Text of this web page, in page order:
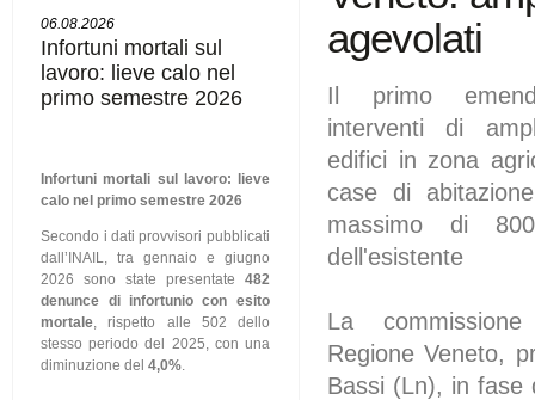
06.08.2026
Infortuni mortali sul
lavoro: lieve calo nel
primo semestre 2026
Infortuni mortali sul lavoro: lieve
calo nel primo semestre 2026
Secondo i dati provvisori pubblicati
dall’INAIL, tra gennaio e giugno
2026 sono state presentate 482
denunce di infortunio con esito
mortale, rispetto alle 502 dello
stesso periodo del 2025, con una
diminuzione del4,0%.
agevolati
Il primo
interventi di
edifici in zona
case di
massimo di
dell'esistente
La
Regione Veneto,
Bassi (Ln), in fase